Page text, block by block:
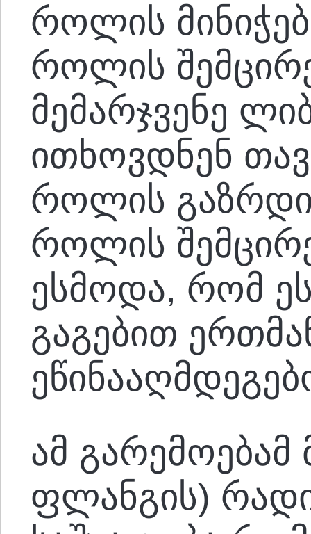
როლის
როლის
მემარჯვენე
ითხოვდნენ
როლის
როლის
ესმოდა, რომ
გაგებით
ამ გარემოებამ
ფლანგის)